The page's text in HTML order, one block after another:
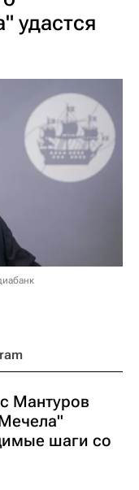
удастся
Мантуров
шаги со